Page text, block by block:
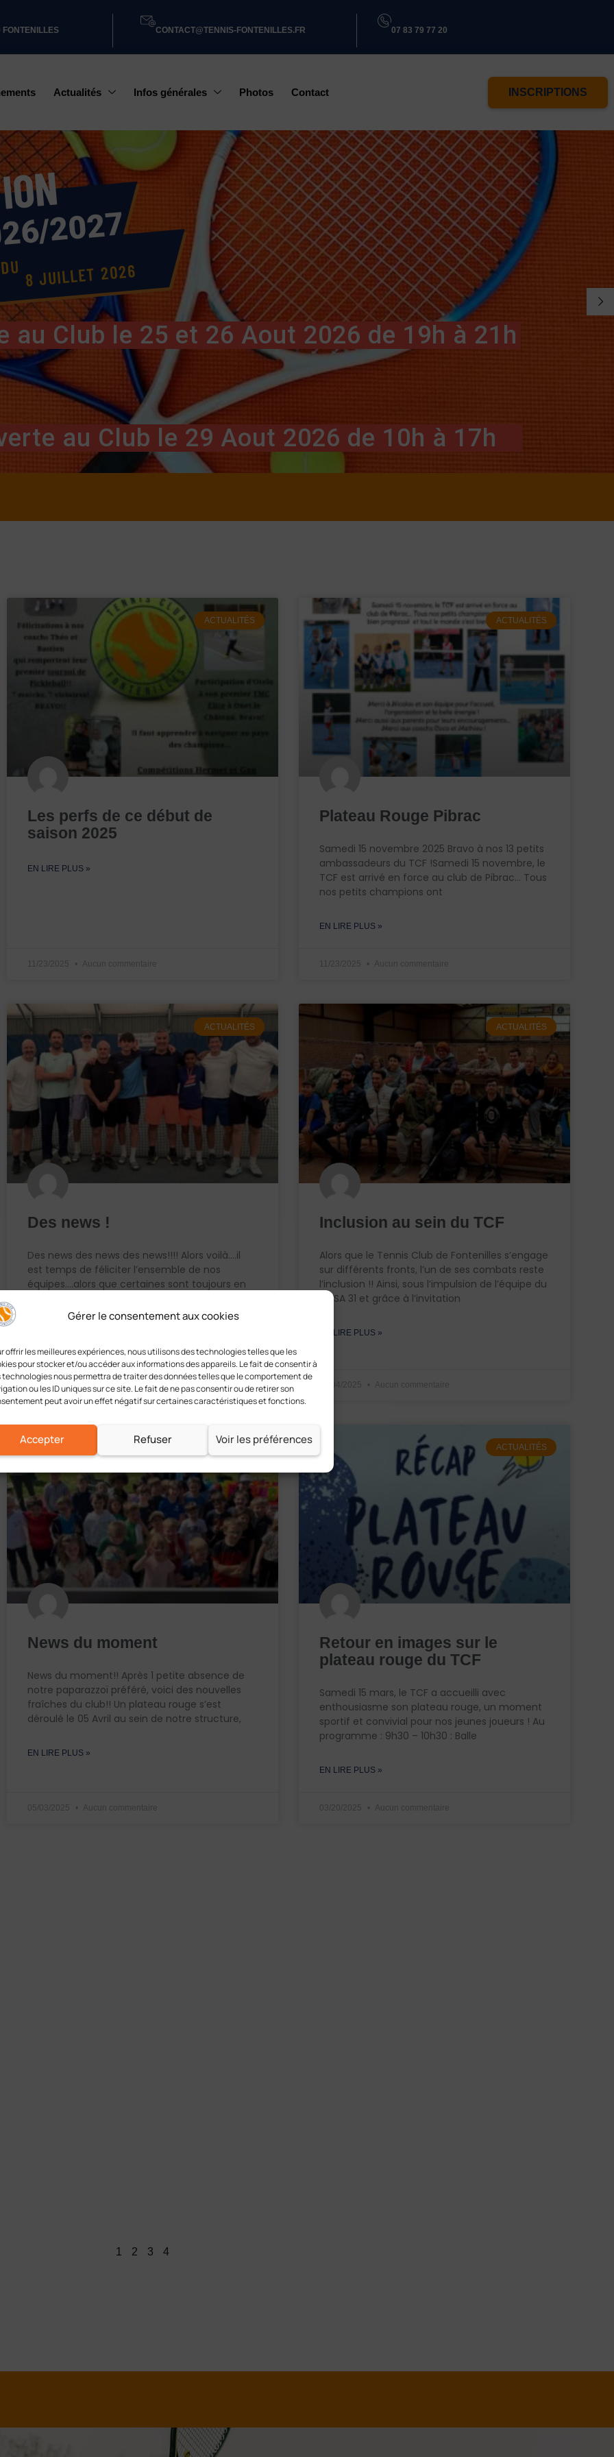
Gérer le consentement aux cookies
offrir les meilleures expériences, nous utilisons des technologies telles que les
pour stocker et/ou accéder aux informations des appareils. Le fait de consentir à
technologies nous permettra de traiter des données telles que le comportement de
ou les ID uniques sur ce site. Le fait de ne pas consentir ou de retirer son
peut avoir un effet négatif sur certaines caractéristiques et fonctions.
Accepter Refuser Voir les préférences
FONTENILLES CONTACT@TENNIS-FONTENILLES.FR 07 83 79 77 20
Actualités Infos générales Photos Contact INSCRIPTIONS
ION
2027
8 JUILLET 2026
au Club le 25 et 26 Aout 2026 de 19h à 21h
au Club le 29 Aout 2026 de 10h à 17h
ACTUALITÉS
Les perfs de ce début de
saison 2025
EN LIRE PLUS »
11/23/2025 Aucun commentaire
ACTUALITÉS
Plateau Rouge Pibrac
Samedi 15 novembre 2025 Bravo à nos 13 petits
ambassadeurs du TCF !Samedi 15 novembre, le
TCF est arrivé en force au club de Pibrac… Tous
nos petits champions ont
EN LIRE PLUS »
11/23/2025 Aucun commentaire
ACTUALITÉS
Des news !
Des news des news des news!!!! Alors voilà….il
est temps de féliciter l’ensemble de nos
équipes….alors que certaines sont toujours en
EN LIRE PLUS »
05/31/2025 Aucun commentaire
ACTUALITÉS
Inclusion au sein du TCF
Alors que le Tennis Club de Fontenilles s’engage
sur différents fronts, l’un de ses combats reste
l’inclusion !! Ainsi, sous l’impulsion de l’équipe du
CDSA 31 et grâce à l’invitation
EN LIRE PLUS »
05/04/2025 Aucun commentaire
ACTUALITÉS
News du moment
News du moment!! Après 1 petite absence de
notre paparazzoï préféré, voici des nouvelles
fraîches du club!! Un plateau rouge s’est
déroulé le 05 Avril au sein de notre structure,
EN LIRE PLUS »
05/03/2025 Aucun commentaire
ACTUALITÉS
Retour en images sur le
plateau rouge du TCF
Samedi 15 mars, le TCF a accueilli avec
enthousiasme son plateau rouge, un moment
sportif et convivial pour nos jeunes joueurs ! Au
programme : 9h30 – 10h30 : Balle
EN LIRE PLUS »
03/20/2025 Aucun commentaire
1 2 3 4